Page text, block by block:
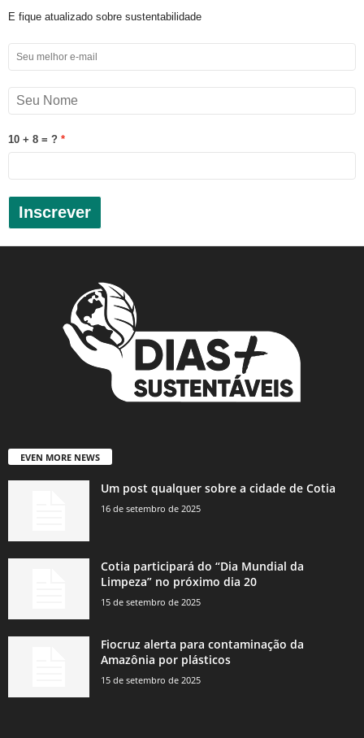
E fique atualizado sobre sustentabilidade
10 + 8 = ?
Inscrever
EVEN MORE NEWS
Um post qualquer sobre a cidade de Cotia
16 de setembro de 2025
Cotia participará do “Dia Mundial da
Limpeza” no próximo dia 20
15 de setembro de 2025
Fiocruz alerta para contaminação da
Amazônia por plásticos
15 de setembro de 2025